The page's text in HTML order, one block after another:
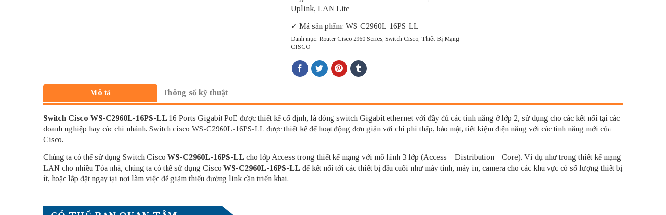
Uplink, LAN Lite
✓ Mã sản phẩm: WS-C2960L-16PS-LL
Danh mục: Router Cisco 2960 Series, Switch Cisco, Thiết Bị Mạng
CISCO
Mô tả Thông số kỹ thuật
Switch Cisco WS-C2960L-16PS-LL 16 Ports Gigabit PoE được thiết kế cố định, là dòng switch Gigabit ethernet với đầy đủ các tính năng ở lớp 2, sử dụng cho các kết nối tại các
doanh nghiệp hay các chi nhánh. Switch cisco WS-C2960L-16PS-LL được thiết kế để hoạt động đơn giản với chi phí thấp, bảo mật, tiết kiệm điện năng với các tính năng mới của
Cisco.
Chúng ta có thể sử dụng Switch Cisco WS-C2960L-16PS-LL cho lớp Access trong thiết kế mạng với mô hình 3 lớp (Access – Distribution – Core). Ví dụ như trong thiết kế mạng
LAN cho nhiều Tòa nhà, chúng ta có thể sử dụng Cisco WS-C2960L-16PS-LL để kết nối tới các thiết bị đầu cuối như máy tính, máy in, camera cho các khu vực có số lượng thiết bị
ít, hoặc lắp đặt ngay tại nơi làm việc để giảm thiểu đường link cần triển khai.